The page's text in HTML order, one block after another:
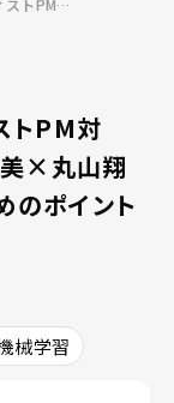
【シリーズ】データサイエンティストPM対談 CASE2：同期PM 井上麻美×丸山翔平～現場が求めるDSになるためのポイントとは？～
トPM対
×丸山翔
のポイント
械学習